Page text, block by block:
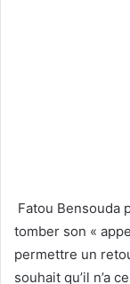
Fatou Bensouda
tomber son «
permettre un
souhait qu’il n’a